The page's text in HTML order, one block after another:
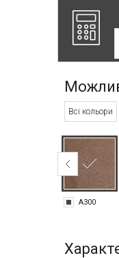
Всі кольори
A300